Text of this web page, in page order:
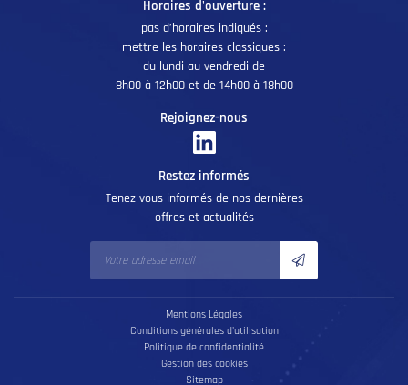
Horaires d'ouverture :
pas d’horaires indiqués :
mettre les horaires classiques :
du lundi au vendredi de
8h00 à 12h00 et de 14h00 à 18h00
Rejoignez-nous
Restez informés
Tenez vous informés de nos dernières
offres et actualités
Mentions Légales
Conditions générales d'utilisation
Politique de confidentialité
Gestion des cookies
Sitemap